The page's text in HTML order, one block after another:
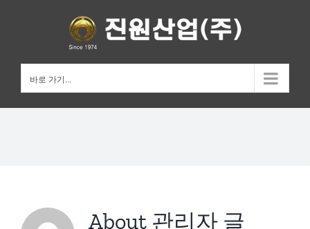
바로 가기...
About 관리자 글